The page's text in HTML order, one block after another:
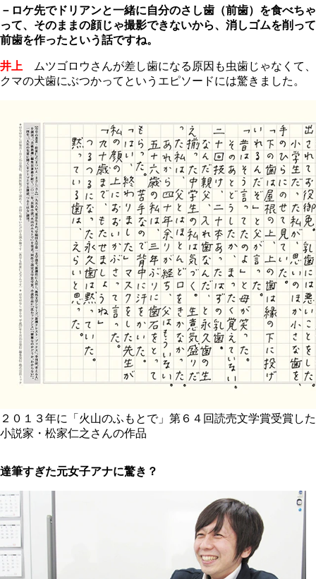
－ロケ先でドリアンと一緒に自分のさし歯（前歯）を食べちゃ
って、そのままの顔じゃ撮影できないから、消しゴムを削って
前歯を作ったという話ですね。
井上 ムツゴロウさんが差し歯になる原因も虫歯じゃなくて、
クマの犬歯にぶつかってというエピソードには驚きました。
２０１３年に「火山のふもとで」第６４回読売文学賞受賞した
小説家・松家仁之さんの作品
達筆すぎた元女子アナに驚き？